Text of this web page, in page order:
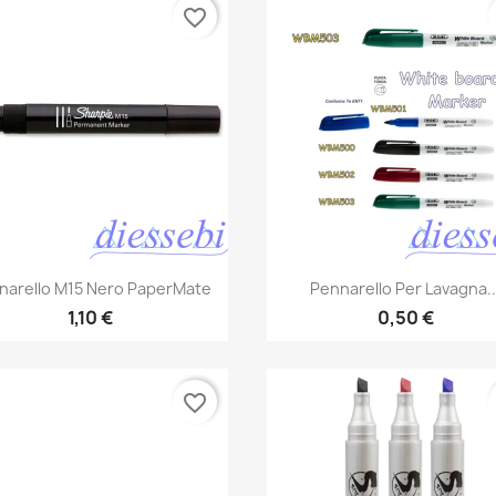
Anteprima
M15 Nero PaperMate
1,10 €
favorite_border
Anteprima
Pennarello Per
0,50 €
favorite_border